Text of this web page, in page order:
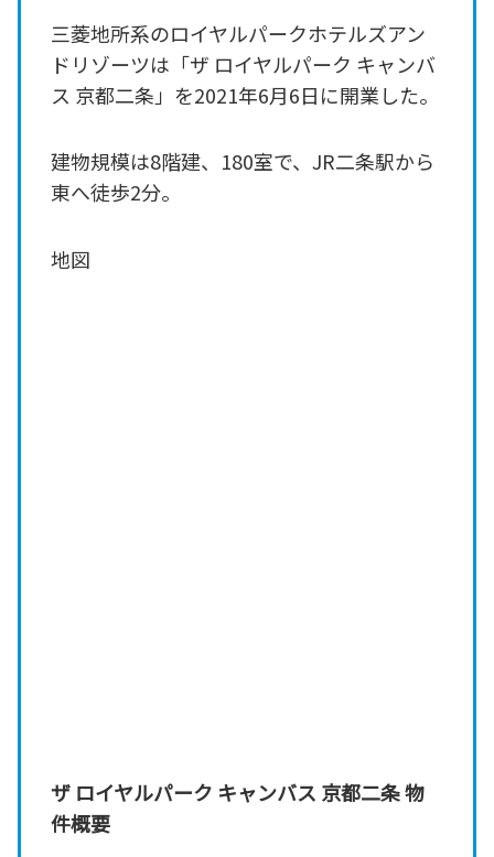
三菱地所系のロイヤルパークホテルズアン
ドリゾーツは「ザ ロイヤルパーク キャンバ
ス 京都二条」を2021年6月6日に開業した。
建物規模は8階建、180室で、JR二条駅から
東へ徒歩2分。
地図
ザ ロイヤルパーク キャンバス 京都二条 物
件概要